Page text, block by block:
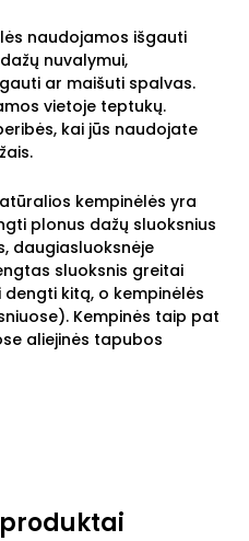
naudojamos išgauti
nuvalymui,
ar maišuti spalvas.
vietoje teptukų.
kai jūs naudojate
kempinėlės yra
plonus dažų sluoksnius
daugiasluoksnėje
sluoksnis greitai
kitą, o kempinėlės
Kempinės taip pat
aliejinės tapubos